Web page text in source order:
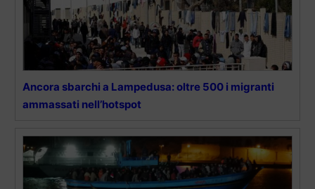
Ancora sbarchi a Lampedusa: oltre 500 i migranti
ammassati nell’hotspot